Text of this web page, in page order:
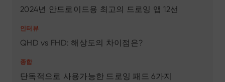
2024년 안드로이드용 최고의 드로잉 앱 12선
인터뷰
QHD vs FHD: 해상도의 차이점은?
종합
단독적으로 사용가능한 드로잉 패드 6가지